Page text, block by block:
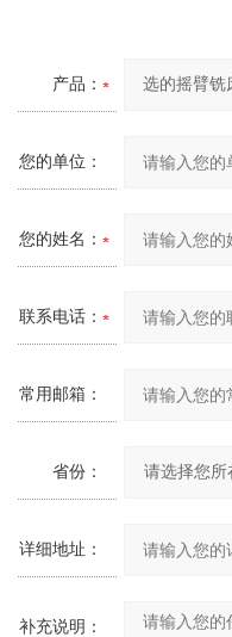
产品：
您的单位：
您的姓名：
联系电话：
常用邮箱：
省份：
详细地址：
补充说明：